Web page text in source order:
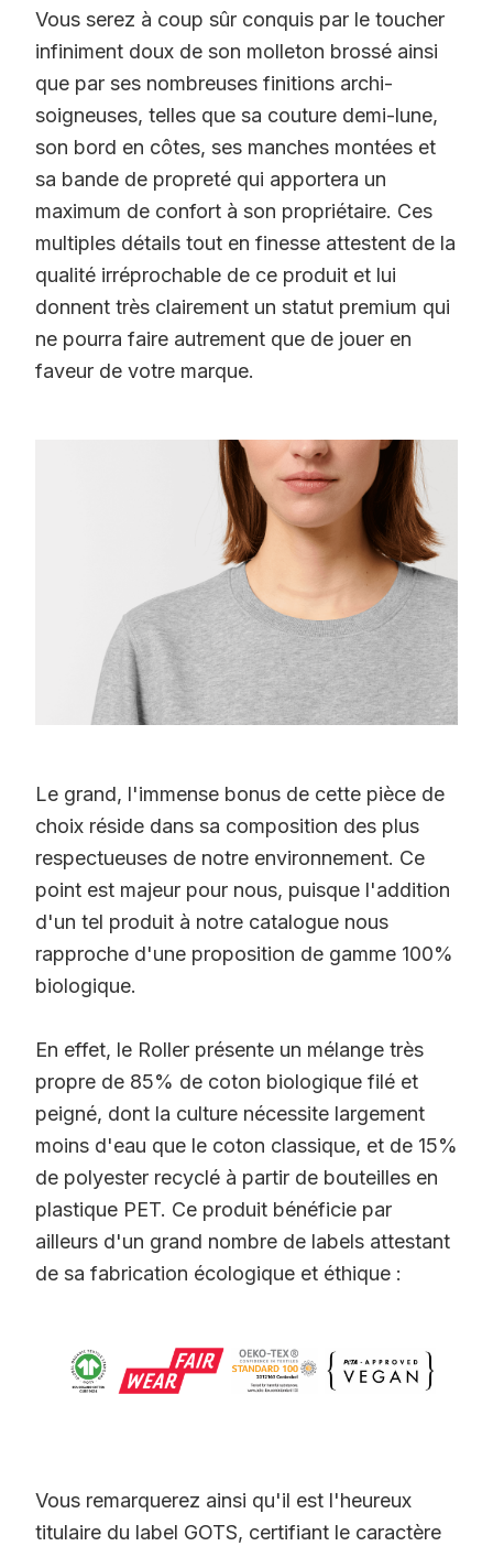
Vous serez à coup sûr conquis par le toucher
infiniment doux de son molleton brossé ainsi
que par ses nombreuses finitions archi-
soigneuses, telles que sa couture demi-lune,
son bord en côtes, ses manches montées et
sa bande de propreté qui apportera un
maximum de confort à son propriétaire. Ces
multiples détails tout en finesse attestent de la
qualité irréprochable de ce produit et lui
donnent très clairement un statut premium qui
ne pourra faire autrement que de jouer en
faveur de votre marque.
Le grand, l'immense bonus de cette pièce de
choix réside dans sa composition des plus
respectueuses de notre environnement. Ce
point est majeur pour nous, puisque l'addition
d'un tel produit à notre catalogue nous
rapproche d'une proposition de gamme 100%
biologique.
En effet, le Roller présente un mélange très
propre de 85% de coton biologique filé et
peigné, dont la culture nécessite largement
moins d'eau que le coton classique, et de 15%
de polyester recyclé à partir de bouteilles en
plastique PET. Ce produit bénéficie par
ailleurs d'un grand nombre de labels attestant
de sa fabrication écologique et éthique :
Vous remarquerez ainsi qu'il est l'heureux
titulaire du label GOTS, certifiant le caractère